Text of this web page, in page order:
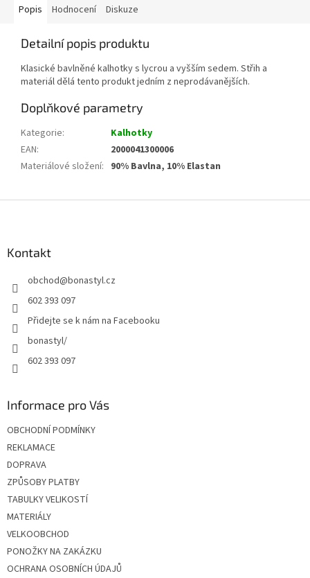
Popis Hodnocení Diskuze
Detailní popis produktu
Klasické bavlněné kalhotky s lycrou a vyšším sedem. Střih a
materiál dělá tento produkt jedním z neprodávanějších.
Doplňkové parametry
Kategorie:
Kalhotky
EAN:
2000041300006
Materiálové složení: 90% Bavlna, 10% Elastan
Kontakt
obchod@bonastyl.cz
602 393 097
Přidejte se k nám na Facebooku
bonastyl/
602 393 097
Informace pro Vás
OBCHODNÍ PODMÍNKY
REKLAMACE
DOPRAVA
ZPŮSOBY PLATBY
TABULKY VELIKOSTÍ
MATERIÁLY
VELKOOBCHOD
PONOŽKY NA ZAKÁZKU
OCHRANA OSOBNÍCH ÚDAJŮ